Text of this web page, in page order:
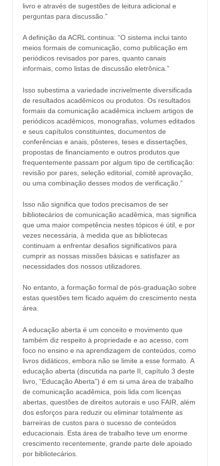
livro e através de sugestões de leitura adicional e
perguntas para discussão.”
A definição da ACRL continua: “O sistema inclui tanto
meios formais de comunicação, como publicação em
periódicos revisados ​​por pares, quanto canais
informais, como listas de discussão eletrônica.”
Isso subestima a variedade incrivelmente diversificada
de resultados acadêmicos ou produtos. Os resultados
formais da comunicação acadêmica incluem artigos de
periódicos acadêmicos, monografias, volumes editados
e seus capítulos constituintes, documentos de
conferências e anais, pôsteres, teses e dissertações,
propostas de financiamento e outros produtos que
frequentemente passam por algum tipo de certificação:
revisão por pares, seleção editorial, comitê aprovação,
ou uma combinação desses modos de verificação.”
Isso não significa que todos precisamos de ser
bibliotecários de comunicação acadêmica, mas significa
que uma maior competência nestes tópicos é útil, e por
vezes necessária, à medida que as bibliotecas
continuam a enfrentar desafios significativos para
cumprir as nossas missões básicas e satisfazer as
necessidades dos nossos utilizadores.
No entanto, a formação formal de pós-graduação sobre
estas questões tem ficado aquém do crescimento nesta
área.
A educação aberta é um conceito e movimento que
também diz respeito à propriedade e ao acesso, com
foco no ensino e na aprendizagem de conteúdos, como
livros didáticos, embora não se limite a esse formato. A
educação aberta (discutida na parte II, capítulo 3 deste
livro, “Educação Aberta”) é em si uma área de trabalho
de comunicação acadêmica, pois lida com licenças
abertas, questões de direitos autorais e uso FAIR, além
dos esforços para reduzir ou eliminar totalmente as
barreiras de custos para o sucesso de conteúdos
educacionais. Esta área de trabalho teve um enorme
crescimento recentemente, grande parte dele apoiado
por bibliotecários.